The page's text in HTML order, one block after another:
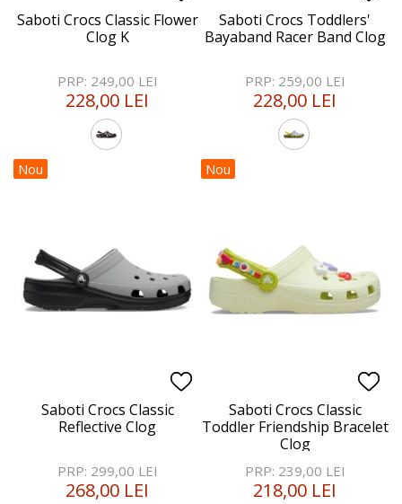
Saboti Crocs Classic Flower
Clog K
PRP: 249,00 LEI
228,00 LEI
Saboti Crocs Toddlers'
Bayaband Racer Band Clog
PRP: 259,00 LEI
228,00 LEI
Nou
Saboti Crocs Classic
Reflective Clog
PRP: 299,00 LEI
268,00 LEI
Nou
Saboti Crocs Classic
Toddler Friendship Bracelet
Clog
PRP: 239,00 LEI
218,00 LEI